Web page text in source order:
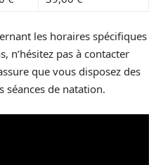
les horaires spécifiques
n’hésitez pas à contacter
que vous disposez des
séances de natation.